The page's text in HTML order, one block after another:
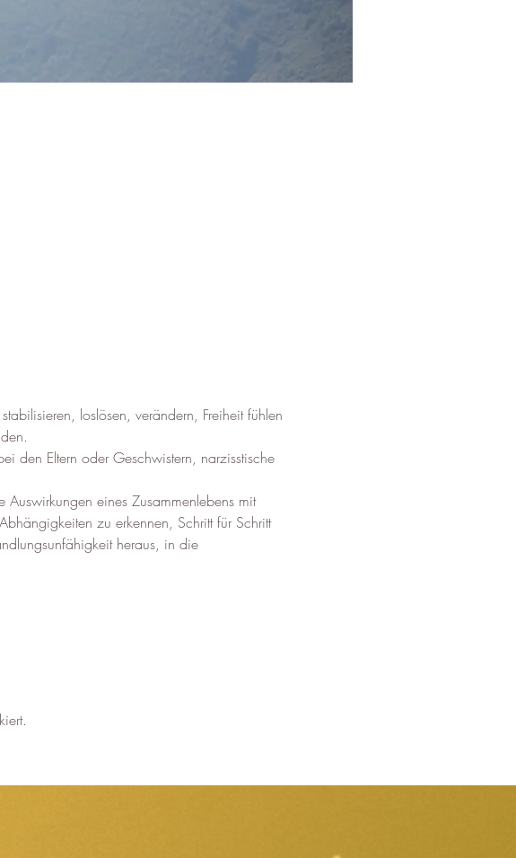
loslösen, verändern, Freiheit fühlen
den Eltern oder Geschwistern, narzisstische
Auswirkungen eines Zusammenlebens mit
zu erkennen, Schritt für Schritt
heraus, in die